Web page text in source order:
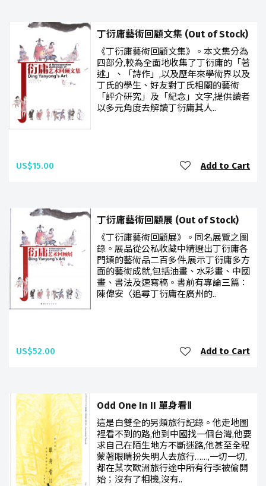
丁衍庸藝術回顧文集 (Out of Stock)
《丁衍庸藝術回顧文集》。本文集分為
四部分,較為全面地收集了丁衍庸的「著
述」、「詩作」,以及歷年來學術界以及
丁氏的學生、好友對丁氏相關的藝術
「評介研究」及「紀念」文字,提供讀者
以多元角度去解讀丁衍庸其人..
US$15.00 Add to Cart
丁衍庸藝術回顧展 (Out of Stock)
《丁衍庸藝術回顧展》。同名展覽之圖
錄。展品從公私收藏中精選出丁衍庸各
門類的藝術品二百多件,展示丁衍庸多方
面的藝術成就,包括油畫、水彩畫、中國
畫、書法及速寫稿。書前有專論三篇：
陳偉安〈追尋丁衍庸在廣州的..
US$52.00 Add to Cart
Odd One In II 單身看Ⅱ
這是白雙全的另類旅行記錄。他走地圖
裡看不到的路,他到中國找一個台灣,他要
求自己在陌生地方不斷迷路,他甚至全程
蒙著眼睛扮失明人去旅行……,一切一切,
都在某次歐洲旅行途中所有行李被偷開
始；沒有了相機,沒有..